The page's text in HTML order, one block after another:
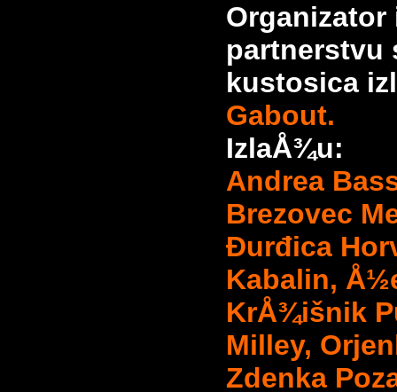
Organizator
partnerstvu
kustosica
Gabout.
IzlaÅ¾u:
Andrea
Brezovec
Đurđica
Kabalin,
KrÅ¾išnik
Milley,
Zdenka